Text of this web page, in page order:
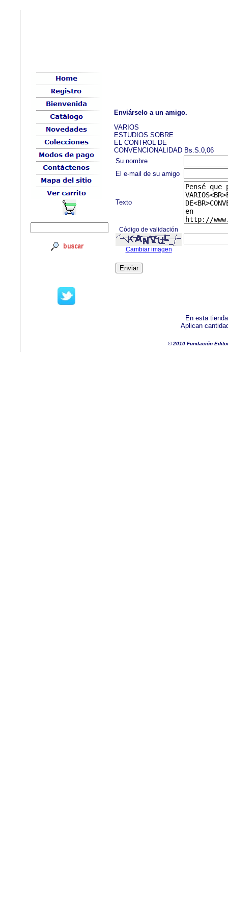
Enviárselo a un amigo.
VARIOS
ESTUDIOS SOBRE
EL CONTROL DE
CONVENCIONALIDAD Bs.S.0,06
Su nombre
El e-mail de su amigo
Texto
Código de validación
Cambiar imagen
En esta
Aplican
© 2010 Fundación